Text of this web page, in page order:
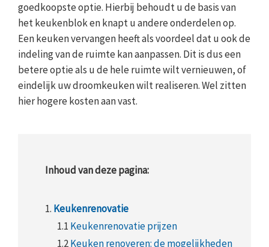
goedkoopste optie. Hierbij behoudt u de basis van
het keukenblok en knapt u andere onderdelen op.
Een keuken vervangen heeft als voordeel dat u ook de
indeling van de ruimte kan aanpassen. Dit is dus een
betere optie als u de hele ruimte wilt vernieuwen, of
eindelijk uw droomkeuken wilt realiseren. Wel zitten
hier hogere kosten aan vast.
Inhoud van deze pagina:
1. Keukenrenovatie
1.1 Keukenrenovatie prijzen
1.2Keuken renoveren: de mogelijkheden